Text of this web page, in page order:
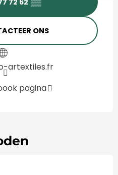
ONS
artextiles.fr
pagina